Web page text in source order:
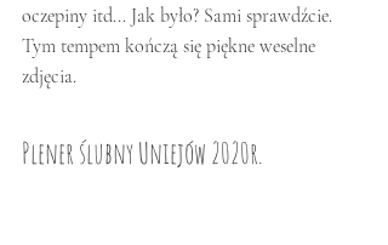
oczepiny itd... Jak było? Sami sprawdźcie.
Tym tempem kończą się piękne weselne
zdjęcia.
Plener ślubny Uniejów 2020r.